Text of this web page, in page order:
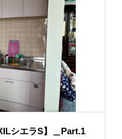
シエラS】＿Part.1